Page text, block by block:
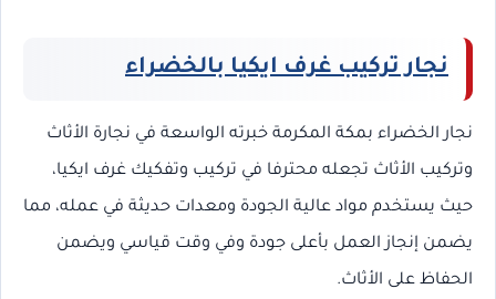
نجار تركيب غرف ايكيا بالخضراء
نجار الخضراء بمكة المكرمة خبرته الواسعة في نجارة الأثاث
وتركيب الأثاث تجعله محترفا في تركيب وتفكيك غرف ايكيا،
حيث يستخدم مواد عالية الجودة ومعدات حديثة في عمله، مما
يضمن إنجاز العمل بأعلى جودة وفي وقت قياسي ويضمن
الحفاظ على الأثاث.